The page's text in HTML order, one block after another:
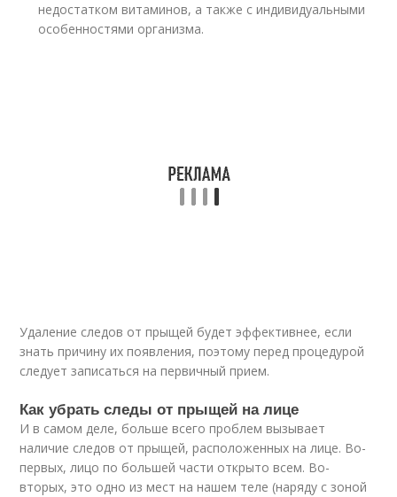
недостатком витаминов, а также с индивидуальными
особенностями организма.
Удаление следов от прыщей будет эффективнее, если
знать причину их появления, поэтому перед процедурой
следует записаться на первичный прием.
Как убрать следы от прыщей на лице
И в самом деле, больше всего проблем вызывает
наличие следов от прыщей, расположенных на лице. Во-
первых, лицо по большей части открыто всем. Во-
вторых, это одно из мест на нашем теле (наряду с зоной